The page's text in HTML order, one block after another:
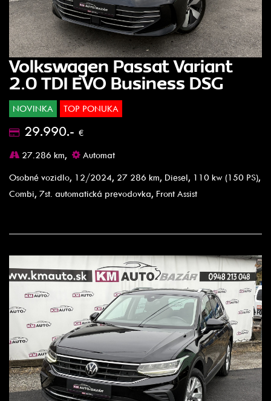
Volkswagen Passat Variant
2.0 TDI EVO Business DSG
NOVINKA TOP PONUKA
29.990.- €
27.286 km,
Automat
Osobné vozidlo, 12/2024, 27 286 km, Diesel, 110 kw (150 PS),
Combi, 7st. automatická prevodovka, Front Assist